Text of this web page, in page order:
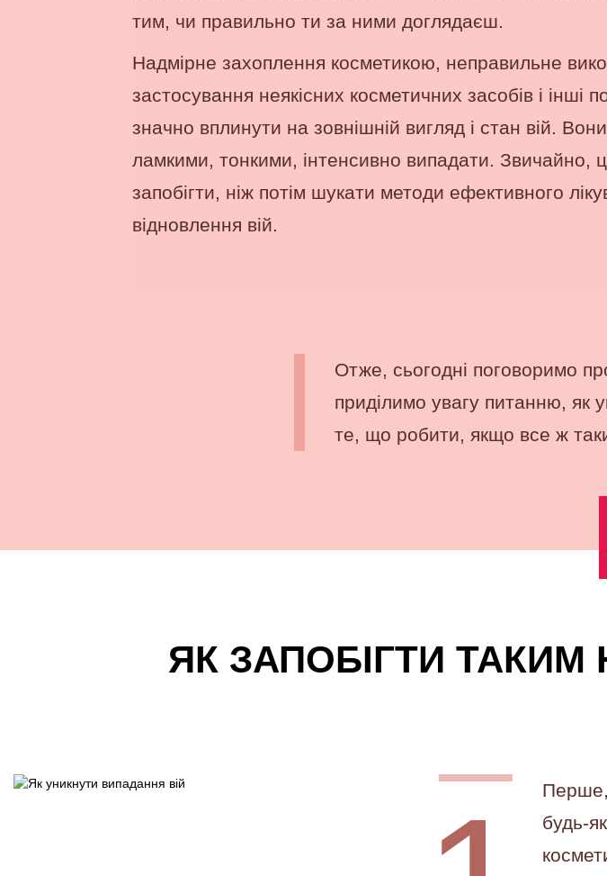
тим, чи правильно ти за ними доглядаєш.
Надмірне захоплення косметикою, неправильне
застосування неякісних косметичних засобів і інші
значно вплинути на зовнішній вигляд і стан вій.
ламкими, тонкими, інтенсивно випадати. Звичайно,
запобігти, ніж потім шукати методи ефективного
відновлення вій.
Отже, сьогодні поговоримо
приділимо увагу питанню, як
те, що робити, якщо все ж
ЯК ЗАПОБІГТИ
Перше,
будь-